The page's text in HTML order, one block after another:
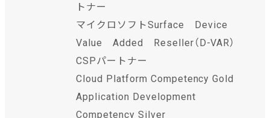
トナー
マイクロソフトSurface Device
Value Added Reseller（D-VAR）
CSPパートナー
Cloud Platform Competency Gold
Application Development
Competency Silver